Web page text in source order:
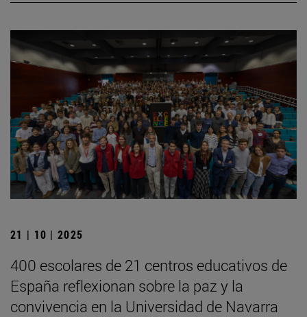
21 | 10 | 2025
400 escolares de 21 centros educativos de
España reflexionan sobre la paz y la
convivencia en la Universidad de Navarra